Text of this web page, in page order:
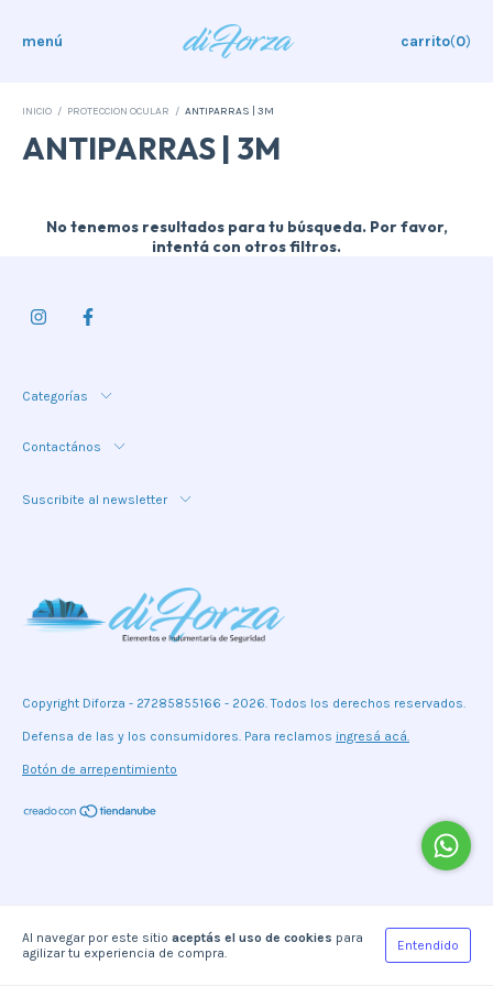
menú carrito(0)
Al navegar por este sitio aceptás el uso de cookies para
agilizar tu experiencia de compra.
Entendido
INICIO / PROTECCION OCULAR / ANTIPARRAS | 3M
ANTIPARRAS | 3M
No tenemos resultados para tu búsqueda. Por favor,
intentá con otros filtros.
Categorías
Contactános
Suscribite al newsletter
Copyright Diforza - 27285855166 - 2026. Todos los derechos reservados.
Defensa de las y los consumidores. Para reclamos ingresá acá.
Botón de arrepentimiento